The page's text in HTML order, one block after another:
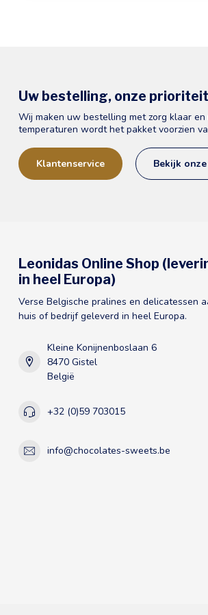
Uw bestelling, onze
Wij maken uw bestelling met zorg klaar
temperaturen wordt het pakket voorzien
Klantenservice Bekijk
Leonidas Online Shop
in heel Europa)
Verse Belgische pralines en delicatessen
huis of bedrijf geleverd in heel Europa.
Kleine Konijnenboslaan 6
8470 Gistel
België
+32 (0)59 703015
info@chocolates-sweets.be